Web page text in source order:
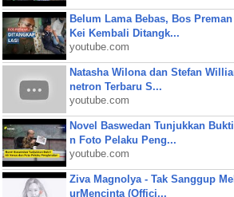
Belum Lama Bebas, Bos
Kei Kembali Ditangk...
youtube.com
Natasha Wilona dan Stefan
netron Terbaru S...
youtube.com
Novel Baswedan Tunjukkan
n Foto Pelaku Peng...
youtube.com
Ziva Magnolya - Tak Sanggup
urMencinta (Offici...